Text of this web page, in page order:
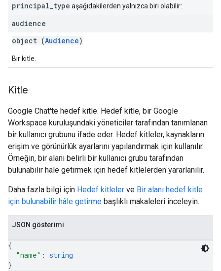
principal type aşağıdakilerden yalnızca biri olabilir:
audience
object (Audience)
Bir kitle.
Kitle
Google Chat'te hedef kitle. Hedef kitle, bir Google
Workspace kuruluşundaki yöneticiler tarafından tanımlanan
bir kullanıcı grubunu ifade eder. Hedef kitleler, kaynakların
erişim ve görünürlük ayarlarını yapılandırmak için kullanılır.
Örneğin, bir alanı belirli bir kullanıcı grubu tarafından
bulunabilir hale getirmek için hedef kitlelerden yararlanılır.
Daha fazla bilgi için Hedef kitleler ve Bir alanı hedef kitle
için bulunabilir hâle getirme başlıklı makaleleri inceleyin.
JSON gösterimi
{
"name" : string
}